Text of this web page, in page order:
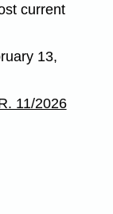
current
13,
11/2026